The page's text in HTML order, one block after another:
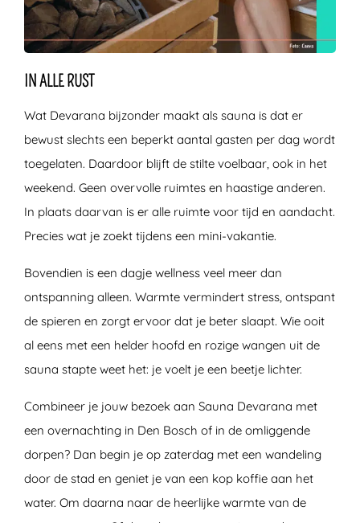
IN ALLE RUST
Wat Devarana bijzonder maakt als sauna is dat er
bewust slechts een beperkt aantal gasten per dag wordt
toegelaten. Daardoor blijft de stilte voelbaar, ook in het
weekend. Geen overvolle ruimtes en haastige anderen.
In plaats daarvan is er alle ruimte voor tijd en aandacht.
Precies wat je zoekt tijdens een mini-vakantie.
Bovendien is een dagje wellness veel meer dan
ontspanning alleen. Warmte vermindert stress, ontspant
de spieren en zorgt ervoor dat je beter slaapt. Wie ooit
al eens met een helder hoofd en rozige wangen uit de
sauna stapte weet het: je voelt je een beetje lichter.
Combineer je jouw bezoek aan Sauna Devarana met
een overnachting in Den Bosch of in de omliggende
dorpen? Dan begin je op zaterdag met een wandeling
door de stad en geniet je van een kop koffie aan het
water. Om daarna naar de heerlijke warmte van de